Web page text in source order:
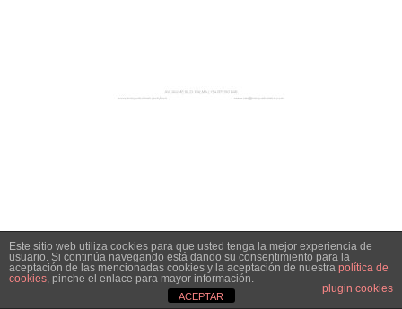
Este sitio web utiliza cookies para que usted tenga la mejor experiencia de
usuario. Si continúa navegando está dando su consentimiento para la
aceptación de las mencionadas cookies y la aceptación de nuestra política de
cookies, pinche el enlace para mayor información.
plugin cookies
ACEPTAR